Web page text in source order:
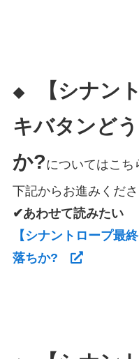
◆
【シナン
キバタンど
か?についてはこち
下記からお進みくだ
✔あわせて読みたい
【シナントロープ最
落ちか?